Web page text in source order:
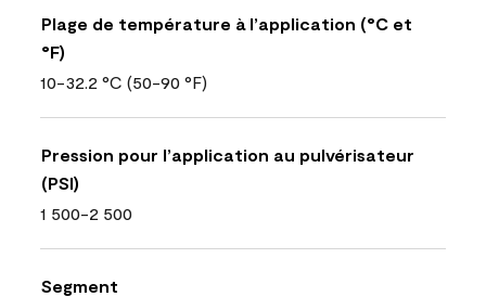
Plage de température à l’application (°C et
°F)
10-32.2 °C (50-90 °F)
Pression pour l’application au pulvérisateur
(PSI)
1 500-2 500
Segment